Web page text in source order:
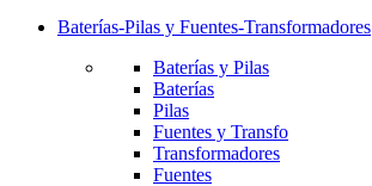
Baterías-Pilas y Fuentes-Transformadores
Baterías y Pilas
Baterías
Pilas
Fuentes y Transfo
Transformadores
Fuentes